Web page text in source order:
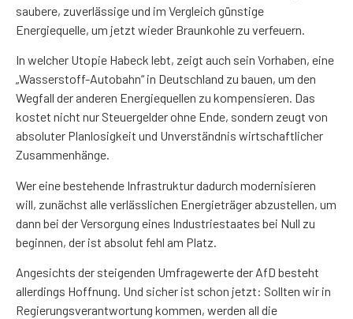
saubere, zuverlässige und im Vergleich günstige
Energiequelle, um jetzt wieder Braunkohle zu verfeuern.
In welcher Utopie Habeck lebt, zeigt auch sein Vorhaben, eine
„Wasserstoff-Autobahn“ in Deutschland zu bauen, um den
Wegfall der anderen Energiequellen zu kompensieren. Das
kostet nicht nur Steuergelder ohne Ende, sondern zeugt von
absoluter Planlosigkeit und Unverständnis wirtschaftlicher
Zusammenhänge.
Wer eine bestehende Infrastruktur dadurch modernisieren
will, zunächst alle verlässlichen Energieträger abzustellen, um
dann bei der Versorgung eines Industriestaates bei Null zu
beginnen, der ist absolut fehl am Platz.
Angesichts der steigenden Umfragewerte der AfD besteht
allerdings Hoffnung. Und sicher ist schon jetzt: Sollten wir in
Regierungsverantwortung kommen, werden all die